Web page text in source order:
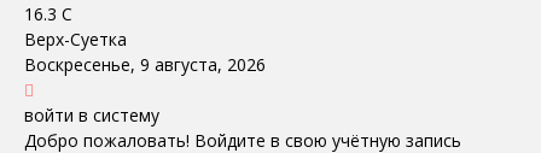
16.3 C
Верх-Суетка
Воскресенье, 9 августа, 2026
войти в систему
Добро пожаловать! Войдите в свою учётную запись